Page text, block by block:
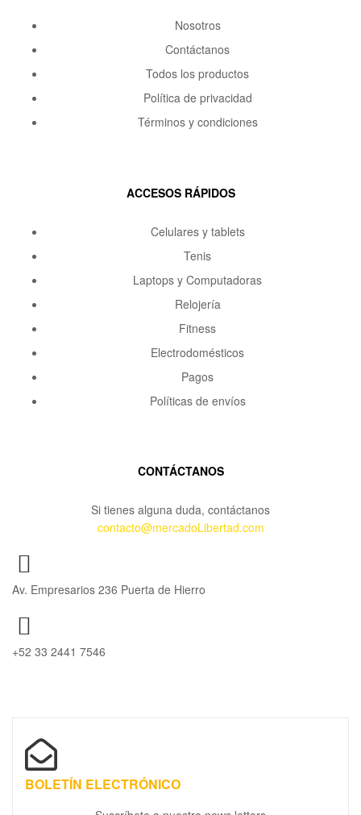
Nosotros
Contáctanos
Todos los productos
Política de privacidad
Términos y condiciones
ACCESOS RÁPIDOS
Celulares y tablets
Tenis
Laptops y Computadoras
Relojería
Fitness
Electrodomésticos
Pagos
Políticas de envíos
CONTÁCTANOS
Si tienes alguna duda, contáctanos
contacto@mercadoLibertad.com
Av. Empresarios 236 Puerta de Hierro
+52 33 2441 7546
BOLETÍN ELECTRÓNICO